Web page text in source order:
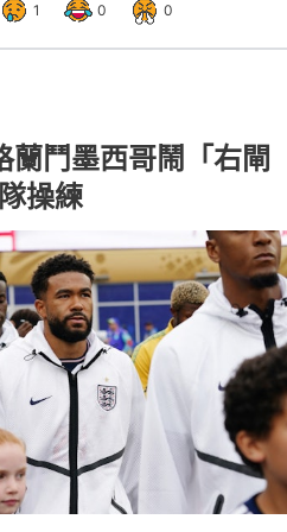
1 0 0
鬥墨西哥鬧「右閘
操練